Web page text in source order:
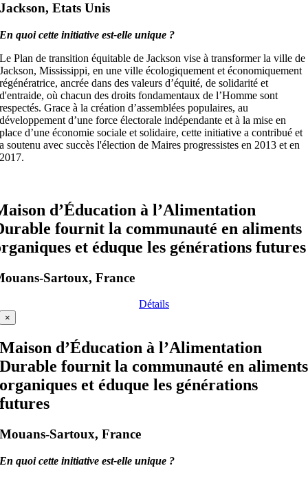
Jackson, Etats Unis
En quoi cette initiative est-elle unique ?
Le Plan de transition équitable de Jackson vise à transformer la ville de
Jackson, Mississippi, en une ville écologiquement et économiquement
régénératrice, ancrée dans des valeurs d’équité, de solidarité et
d'entraide, où chacun des droits fondamentaux de l’Homme sont
respectés. Grace à la création d’assemblées populaires, au
développement d’une force électorale indépendante et à la mise en
place d’une économie sociale et solidaire, cette initiative a contribué et
a soutenu avec succès l'élection de Maires progressistes en 2013 et en
2017.
d’Éducation à l’Alimentation
fournit la communauté en aliments
et éduque les générations futures
Sartoux, France
Détails
×
Maison d’Éducation à l’Alimentation
Durable fournit la communauté en aliments
organiques et éduque les générations
futures
Mouans-Sartoux, France
En quoi cette initiative est-elle unique ?